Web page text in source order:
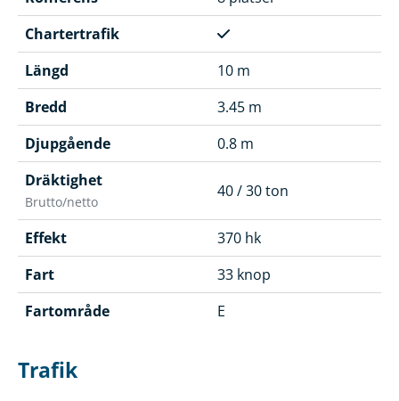
Chartertrafik
Längd
10 m
Bredd
3.45 m
Djupgående
0.8 m
Dräktighet
Brutto/netto
40 / 30 ton
Effekt
370 hk
Fart
33 knop
Fartområde
E
Trafik